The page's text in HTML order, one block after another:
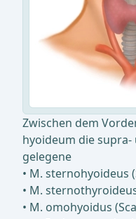
Zwischen dem
hyoideum die
gelegene
• M.
• M.
• M. omohyoidus